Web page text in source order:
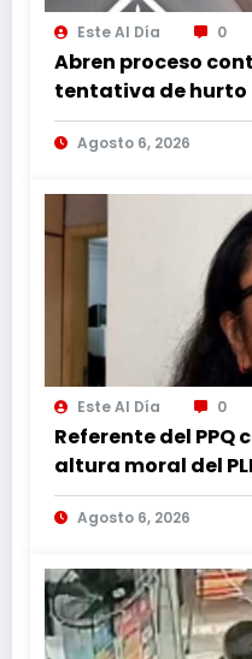
Este Al Día 0
Abren proceso
tentativa de
Agosto 6, 2026
Este Al Día 0
Referente del
altura moral del
corruptos
Agosto 6, 2026